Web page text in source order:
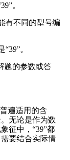
。
有不同的型号编
。
题的参数或答
遍适用的含
无论是作为数
征中，“39”都
要结合实际情